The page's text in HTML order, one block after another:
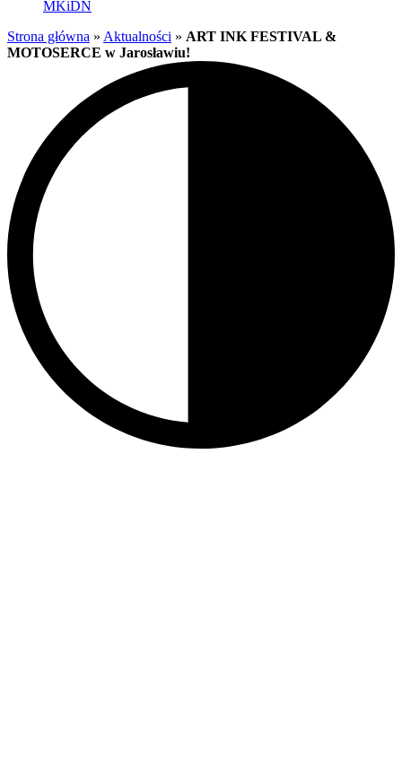
MKiDN
Strona główna » Aktualności » ART INK FESTIVAL &
MOTOSERCE w Jarosławiu!